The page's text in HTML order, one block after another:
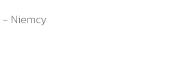
- Niemcy